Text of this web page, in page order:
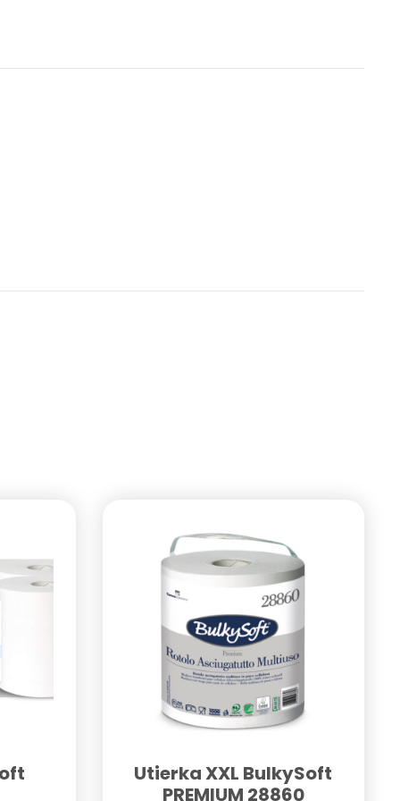
Utierka XXL BulkySoft
PREMIUM 28860